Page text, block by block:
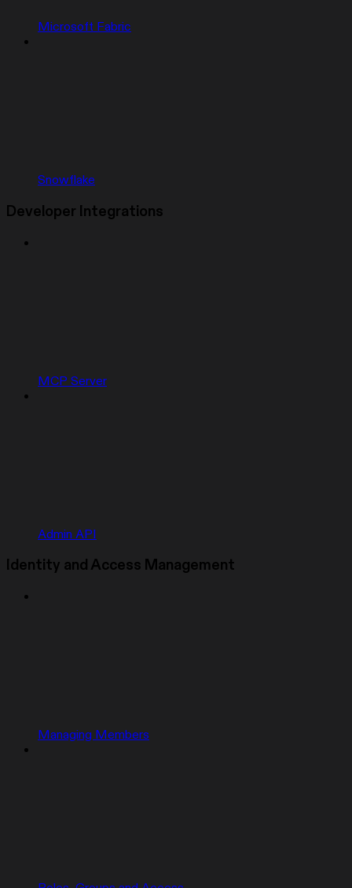
Microsoft Fabric
Snowflake
Developer Integrations
MCP Server
Admin API
Identity and Access Management
Managing Members